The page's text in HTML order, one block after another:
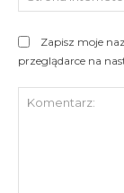
Zapisz moje
przeglądarce na